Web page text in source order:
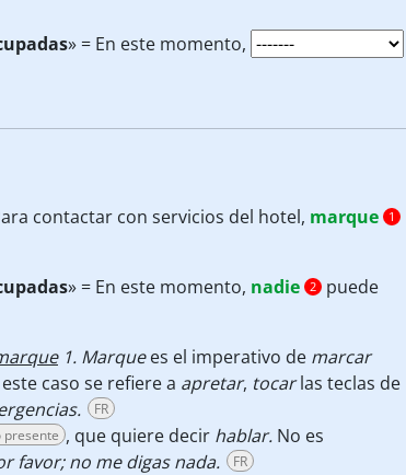
» = En este momento,
contactar con servicios del hotel, marque 1
» = En este momento, nadie 2
puede
1. Marquees el imperativo de marcar
caso se refiere a apretar, tocarlas teclas de
FR
, que quiere decir hablar. No es
favor; no me digas nada. FR